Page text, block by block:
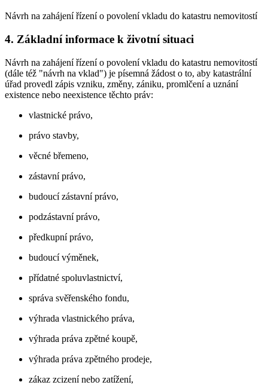
Návrh na zahájení řízení o povolení vkladu do katastru nemovitostí
4. Základní informace k životní situaci
Návrh na zahájení řízení o povolení vkladu do katastru nemovitostí
(dále též "návrh na vklad") je písemná žádost o to, aby katastrální
úřad provedl zápis vzniku, změny, zániku, promlčení a uznání
existence nebo neexistence těchto práv:
vlastnické právo,
právo stavby,
věcné břemeno,
zástavní právo,
budoucí zástavní právo,
podzástavní právo,
předkupní právo,
budoucí výměnek,
přídatné spoluvlastnictví,
správa svěřenského fondu,
výhrada vlastnického práva,
výhrada práva zpětné koupě,
výhrada práva zpětného prodeje,
zákaz zcizení nebo zatížení,